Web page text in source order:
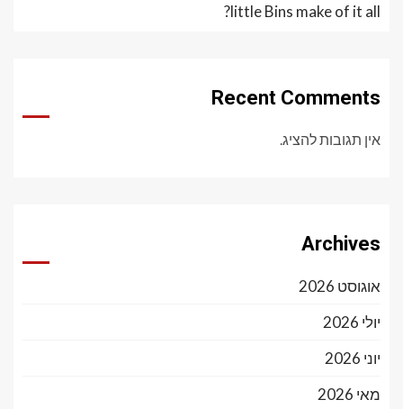
little Bins make of it all?
Recent Comments
אין תגובות להציג.
Archives
אוגוסט 2026
יולי 2026
יוני 2026
מאי 2026